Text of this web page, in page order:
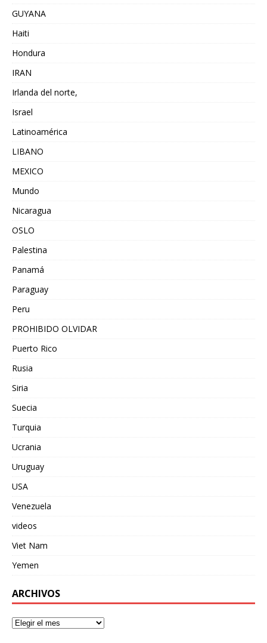
GUYANA
Haiti
Hondura
IRAN
Irlanda del norte,
Israel
Latinoamérica
LIBANO
MEXICO
Mundo
Nicaragua
OSLO
Palestina
Panamá
Paraguay
Peru
PROHIBIDO OLVIDAR
Puerto Rico
Rusia
Siria
Suecia
Turquia
Ucrania
Uruguay
USA
Venezuela
videos
Viet Nam
Yemen
ARCHIVOS